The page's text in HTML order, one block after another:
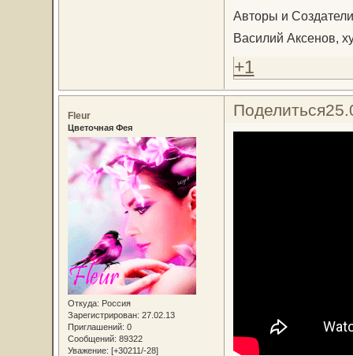
Авторы и
Василий Аксенов,
+1
Поделиться
Fleur
Цветочная Фея
Откуда: Россия
Зарегистрирован: 27.02.13
Приглашений: 0
Сообщений: 89322
Уважение: [+30211/-28]